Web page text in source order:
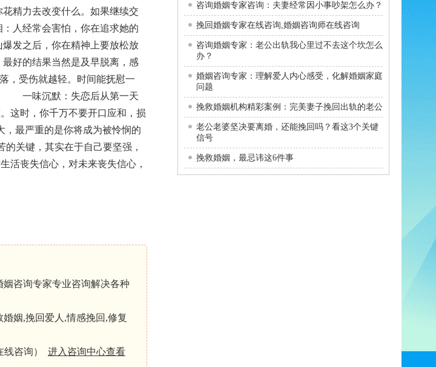
精力去改变什么。如果继续交
人经常会害怕，你在追求她的
发之后，你在精神上要放松放
好的结果当然是及早脱离，感
，受伤就越轻。时间能抚慰一
一味沉默：失恋后从第一天
这时，你千万不要开口应和，损
，最严重的是你将成为被怜悯的
关键，其实在于自己要坚强，
活丧失信心，对未来丧失信心，
咨询专家专业咨询解决各种
姻,挽回爱人,情感挽回,修复
线咨询） 进入咨询中心查看
咨询婚姻专家咨询：夫妻经常因小事吵架怎么办？
挽回婚姻专家在线咨询,婚姻咨询师在线咨询
咨询婚姻专家：老公出轨我心里过不去这个坎怎么
办？
婚姻咨询专家：理解爱人内心感受，化解婚姻家庭
问题
挽救婚姻机构精彩案例：完美妻子挽回出轨的老公
老公老婆坚决要离婚，还能挽回吗？看这3个关键
信号
挽救婚姻，最忌讳这6件事